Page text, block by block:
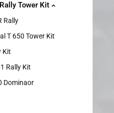
Tower Kit
Rally
T 650 Tower Kit
Kit
Rally Kit
Dominaor